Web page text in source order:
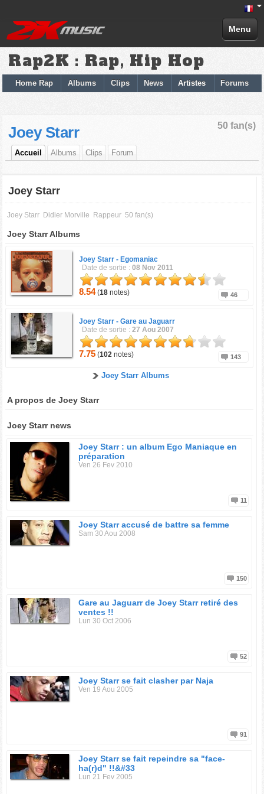
Menu
Rap2K : Rap, Hip Hop
Home Rap Albums Clips News Artistes Forums
50 fan(s)
Joey Starr
Accueil Albums Clips Forum
Joey Starr
Joey Starr Didier Morville Rappeur 50 fan(s)
Joey Starr Albums
Joey Starr - Egomaniac
Date de sortie :08 Nov 2011
8.54(18 notes) 46
Joey Starr -Gare au Jaguarr
Date de sortie :27 Aou 2007
7.75 (102 notes) 143
Joey Starr Albums
A propos de Joey Starr
Joey Starr news
Joey Starr : un album Ego Maniaque en
préparation
Ven 26 Fev 2010
11
Joey Starr accusé de battre sa femme
Sam 30 Aou 2008
150
Gare au Jaguarr de Joey Starr retiré des
ventes !!
Lun 30 Oct 2006
52
Joey Starr se fait clasher par Naja
Ven 19 Aou 2005
91
Joey Starr se fait repeindre sa "face-
ha(r)d" !!&#33
Lun 21 Fev 2005